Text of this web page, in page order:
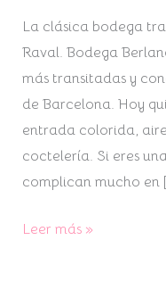
La clásica bodega
Raval. Bodega
más transitadas y
de Barcelona. Hoy
entrada colorida,
coctelería. Si eres
complican mucho en
Leer más »